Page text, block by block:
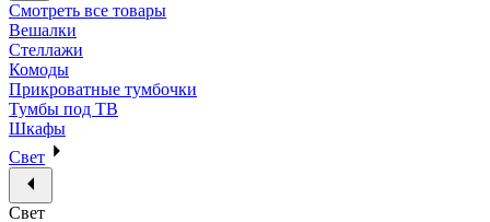
Смотреть все товары
Вешалки
Стеллажи
Комоды
Прикроватные тумбочки
Тумбы под ТВ
Шкафы
Свет
Свет